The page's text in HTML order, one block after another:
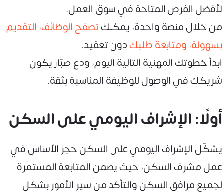
لأفضل الفرص المتاحة في سوق العمل.
من خلال منصة واحدة، يمكنكتصفح الوظائف، التقديم
بسهولة، ومتابعة طلبكدون تعقيد.
ابدأ خطوتك المهنية التالية اليوم، ودع صبّار يكون
شريكك في الوصول للوظيفة المناسبة بثقة.
أولًا: الإشراف اليومي على السكن
يشكّل الإشراف اليومي على السكن حجر الأساس في
عمل مشرف السكن، حيث يضمن المتابعة المستمرة
لجميع مرافق السكن والتأكد من سير الأمور بشكل